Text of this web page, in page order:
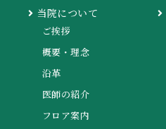
当院について
ご挨拶
概要・理念
沿革
医師の紹介
フロア案内